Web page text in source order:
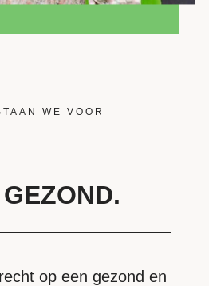
WE VOOR
op een gezond en